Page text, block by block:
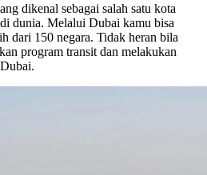
dikenal sebagai salah satu kota
dunia. Melalui Dubai kamu bisa
dari 150 negara. Tidak heran bila
program transit dan melakukan